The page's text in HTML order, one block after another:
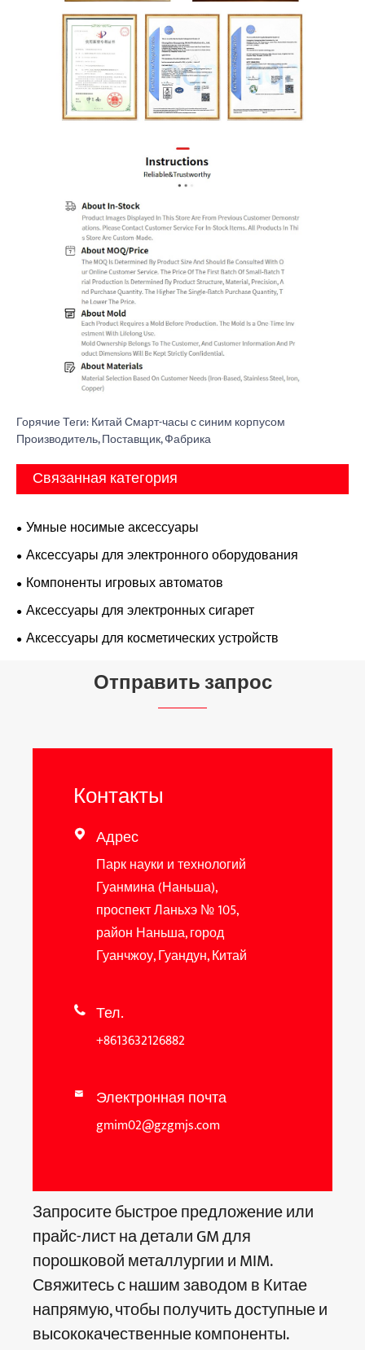
Горячие Теги: Китай Смарт-часы с синим корпусом
Производитель, Поставщик, Фабрика
Связанная категория
Умные носимые аксессуары
Аксессуары для электронного оборудования
Компоненты игровых автоматов
Аксессуары для электронных сигарет
Аксессуары для косметических устройств
Отправить запрос
Контакты
 Адрес
Парк науки и технологий
Гуанмина (Наньша),
проспект Ланьхэ № 105,
район Наньша, город
Гуанчжоу, Гуандун, Китай
 Тел.
+8613632126882
 Электронная почта
gmim02@gzgmjs.com
Запросите быстрое предложение или
прайс-лист на детали GM для
порошковой металлургии и MIM.
Свяжитесь с нашим заводом в Китае
напрямую, чтобы получить доступные и
высококачественные компоненты.